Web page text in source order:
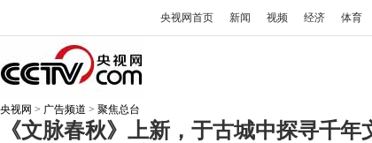
央视网首页 新闻 视频 经济 体育
央视网 > 广告频道 > 聚焦总台
《文脉春秋》上新，于古城中探寻千年